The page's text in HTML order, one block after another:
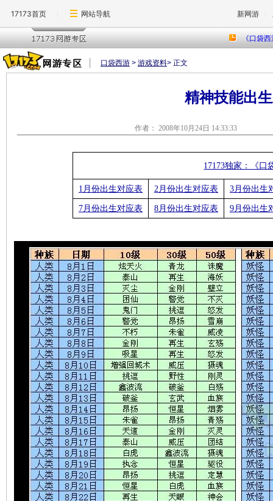
17173首页 网站导航 新网游
口袋西游 > 游戏资料> 正文
精神技能出
作者： 2008年10月24日
17173独家：《
1月份出生对应表 2月份出生对应表 3月份出生
7月份出生对应表 8月份出生对应表 9月份出生